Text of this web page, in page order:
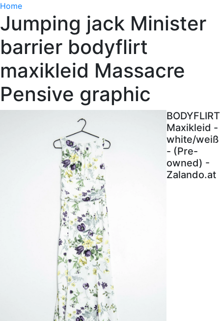
Home
Jumping jack Minister
barrier bodyflirt
maxikleid Massacre
Pensive graphic
BODYFLIRT
Maxikleid -
white/weiß
- (Pre-
owned) -
Zalando.at